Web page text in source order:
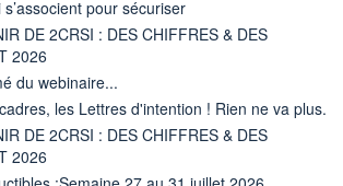
pour sécuriser
DE 2CRSI : DES CHIFFRES & DES
2026
du webinaire...
les Lettres d'intention ! Rien ne va plus.
DE 2CRSI : DES CHIFFRES & DES
2026